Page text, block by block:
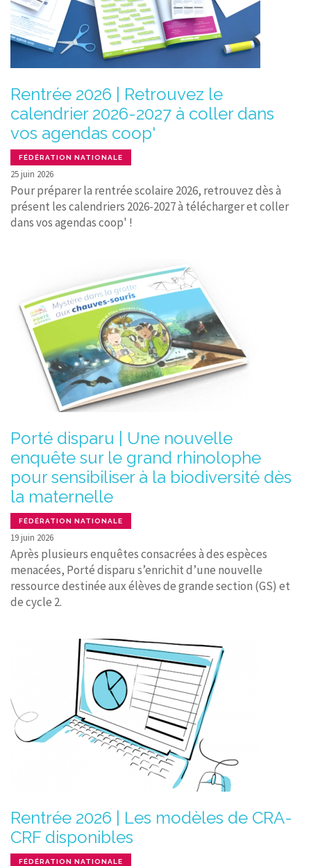
Rentrée 2026 | Retrouvez le
calendrier 2026-2027 à coller dans
vos agendas coop'
FÉDÉRATION NATIONALE
25 juin 2026
Pour préparer la rentrée scolaire 2026, retrouvez dès à
présent les calendriers 2026-2027 à télécharger et coller
dans vos agendas coop' !
Porté disparu | Une nouvelle
enquête sur le grand rhinolophe
pour sensibiliser à la biodiversité dès
la maternelle
FÉDÉRATION NATIONALE
19 juin 2026
Après plusieurs enquêtes consacrées à des espèces
menacées, Porté disparu s’enrichit d’une nouvelle
ressource destinée aux élèves de grande section (GS) et
de cycle 2.
Rentrée 2026 | Les modèles de CRA-
CRF disponibles
FÉDÉRATION NATIONALE